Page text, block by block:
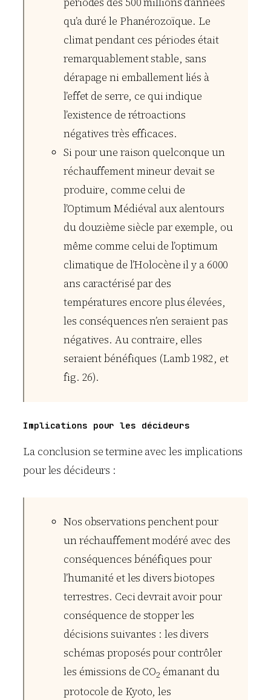
qu’a duré le Phanérozoïque. Le
climat pendant ces périodes était
remarquablement stable, sans
dérapage ni emballement liés à
l’effet de serre, ce qui indique
l’existence de rétroactions
négatives très efficaces.
Si pour une raison quelconque un
réchauffement mineur devait se
produire, comme celui de
l’Optimum Médiéval aux alentours
du douzième siècle par exemple, ou
même comme celui de l’optimum
climatique de l’Holocène il y a 6000
ans caractérisé par des
températures encore plus élevées,
les conséquences n’en seraient pas
négatives. Au contraire, elles
seraient bénéfiques (Lamb 1982, et
fig. 26).
Implications pour les décideurs
La conclusion se termine avec les implications
pour les décideurs :
Nos observations penchent pour
un réchauffement modéré avec des
conséquences bénéfiques pour
l’humanité et les divers biotopes
terrestres. Ceci devrait avoir pour
conséquence de stopper les
décisions suivantes : les divers
schémas proposés pour contrôler
les émissions de CO2 émanant du
protocole de Kyoto, les